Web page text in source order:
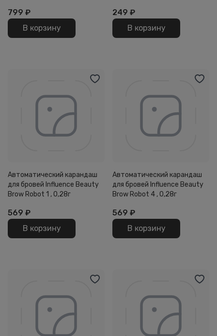
799 ₽
В корзину
249 ₽
В корзину
Автоматический карандаш
для бровей Influence Beauty
Brow Robot 1 , 0,28г
569 ₽
В корзину
Автоматический карандаш
для бровей Influence Beauty
Brow Robot 4 , 0,28г
569 ₽
В корзину